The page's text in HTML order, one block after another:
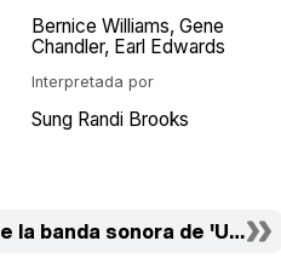
Bernice Williams Gene
Chandler Earl Edwards
Interpretada por
Sung Randi Brooks
la banda sonora de 'Un